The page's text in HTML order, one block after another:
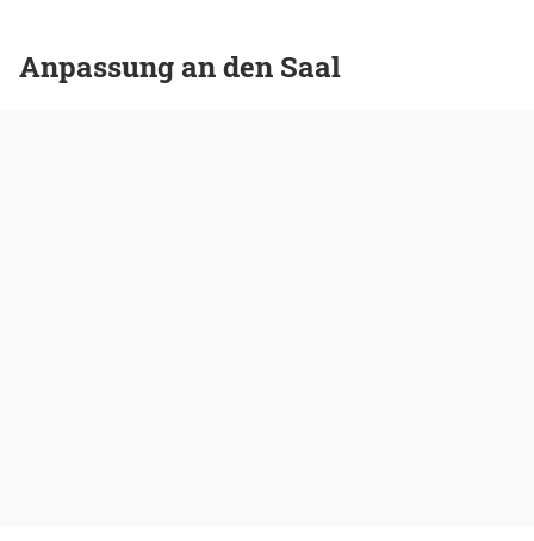
Anpassung an den Saal